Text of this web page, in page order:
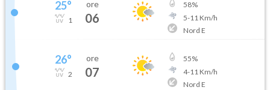
25°
1
ore
06
58%
5-11 Km/h
Nord E
26°
2
ore
07
55%
4-11 Km/h
Nord E